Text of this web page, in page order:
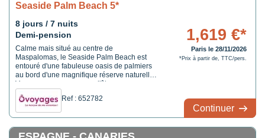
Seaside Palm Beach 5*
8 jours / 7 nuits
Demi-pension
Calme mais situé au centre de
Maspalomas, le Seaside Palm Beach est
entouré d'une fabuleuse oasis de palmiers
au bord d'une magnifique réserve naturelle.
Vous ne manquerez pas d'être
impressionné par le caractère unique du
charmant design rétro de cet hôtel. Que
vous cherchiez des vacances actives
détendues, l'île de Grande Canarie
répondra sans difficulté à toutes vos
Ref : 652782
1,619 €*
Paris le 28/11/2026
*Prix à partir de, TTC/pers.
Continuer